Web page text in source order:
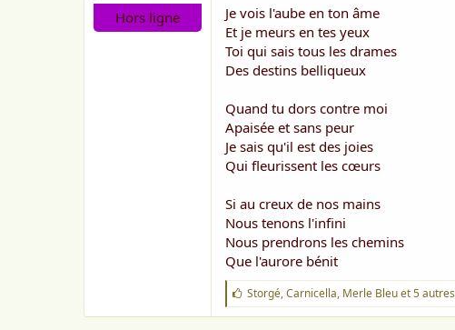
Hors ligne
Je vois l'aube en ton âme
Et je meurs en tes yeux
Toi qui sais tous les drames
Des destins belliqueux
Quand tu dors contre moi
Apaisée et sans peur
Je sais qu'il est des joies
Qui fleurissent les cœurs
Si au creux de nos mains
Nous tenons l'infini
Nous prendrons les chemins
Que l'aurore bénit
J
'
a
Storgé,Carnicella, Merle Bleuet 5 autres